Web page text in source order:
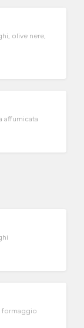
olive nere,
affumicata
formaggio